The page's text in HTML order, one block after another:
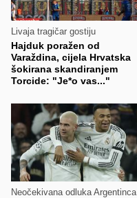
Livaja tragičar gostiju
Hajduk poražen od
Varaždina, cijela Hrvatska
šokirana skandiranjem
Torcide: "Je*o vas..."
Neočekivana odluka Argentinca